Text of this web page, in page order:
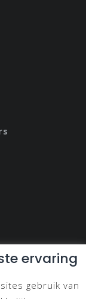
ervaring
gebruik van